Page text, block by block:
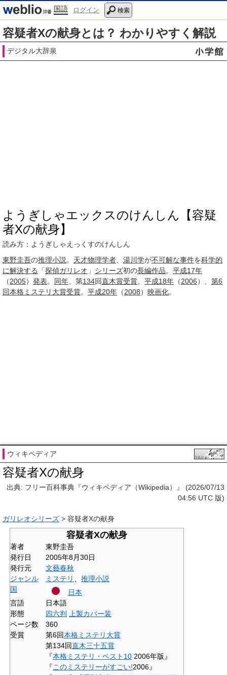
国語 ログイン 検索
容疑者Xの献身とは？ わかりやすく解説
デジタル大辞泉
ようぎしゃエックスのけんしん【容疑
者Xの献身】
読み方：ようぎしゃえっくすのけんしん
東野圭吾の推理小説 。 天才物理学者 湯川学が不可解な事件を科学的
に解決する 「探偵ガリレオ 」 シリーズ初の長編作品。 平成17年
（2005） 発表。 同年 、第134回直木賞受賞。 平成18年 （2006）、 第6
回本格ミステリ大賞受賞。 平成20年 （2008） 映画化。
ウィキペディア
容疑者Xの献身
出典: フリー百科事典『ウィキペディア（Wikipedia）』 (2026/07/13
04:56 UTC 版)
ガリレオシリーズ > 容疑者Xの献身
容疑者Xの献身
著者
東野圭吾
発行日
2005年8月30日
発行元
文藝春秋
ジャンル
ミステリ
推理小説
国
日本
言語
日本語
形態
四六判
上製カバー装
ページ数
360
受賞
第6回本格ミステリ大賞
第134回直木三十五賞
『本格ミステリ・ベスト10 2006年版』
『このミステリーがすごい!2006』